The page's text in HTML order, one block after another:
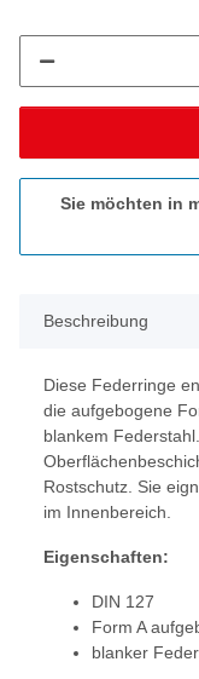
Sie möchten in
Beschreibung
Diese Federringe
die aufgebogene
blankem
Rostschutz. Sie
im Innenbereich.
Eigenschaften:
DIN 127
Form A
blanker